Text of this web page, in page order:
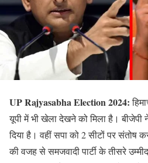
UP Rajyasabha Election 2024:
यूपी में भी खेला देखने को मिला है। बीजेपी
दिया है। वहीं सपा को 2 सीटों पर संतोष
की वजह से समजवादी पार्टी के तीसरे